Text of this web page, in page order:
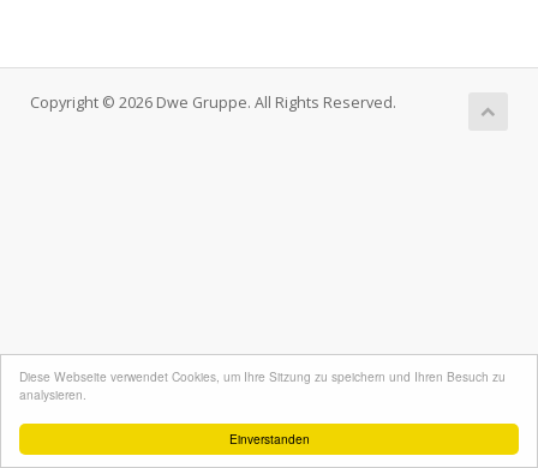
Einverstanden
Diese Webseite verwendet Cookies, um Ihre Sitzung zu speichern und Ihren Besuch zu
analysieren.
Copyright © 2026 Dwe Gruppe. All Rights Reserved.